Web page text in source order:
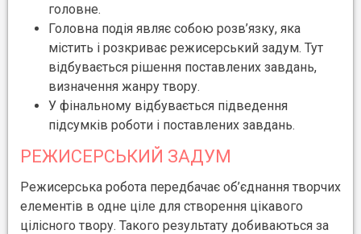
головне.
Головна подія являє собою розв’язку, яка
містить і розкриває режисерський задум. Тут
відбувається рішення поставлених завдань,
визначення жанру твору.
У фінальному відбувається підведення
підсумків роботи і поставлених завдань.
РЕЖИСЕРСЬКИЙ ЗАДУМ
Режисерська робота передбачає об’єднання творчих
елементів в одне ціле для створення цікавого
цілісного твору. Такого результату добиваються за